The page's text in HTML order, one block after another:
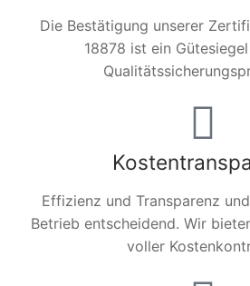
Die Bestätigung unserer
18878 ist ein
Effizienz und Transparenz
Betrieb entscheidend. Wir
voller